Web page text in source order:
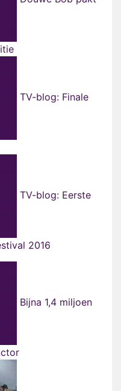
TV-blog: Finale
TV-blog: Eerste
2016
Bijna 1,4 miljoen